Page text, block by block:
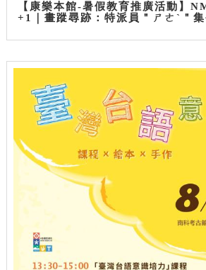
【康樂本館-暑假教育推廣活動】
+1｜畫蹤尋跡：特派員＂ㄕㄜˋ＂集